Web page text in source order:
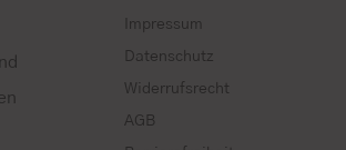
Impressum
Datenschutz
Widerrufsrecht
AGB